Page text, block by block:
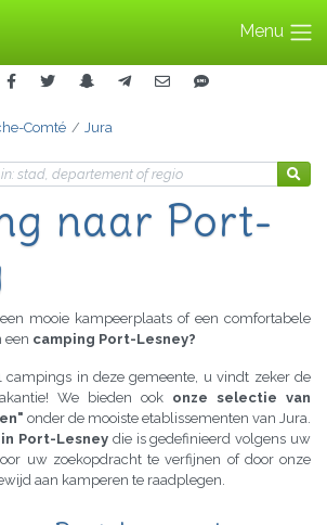
Menu
Comté
Jura
naar Port-
mooie kampeerplaats of een comfortabele
een camping Port-Lesney?
campings in deze gemeente, u vindt zeker de
We bieden ook onze selectie van
onder de mooiste etablissementen van Jura.
Port-Lesney die is gedefinieerd volgens uw
uw zoekopdracht te verfijnen of door onze
aan kamperen te raadplegen.